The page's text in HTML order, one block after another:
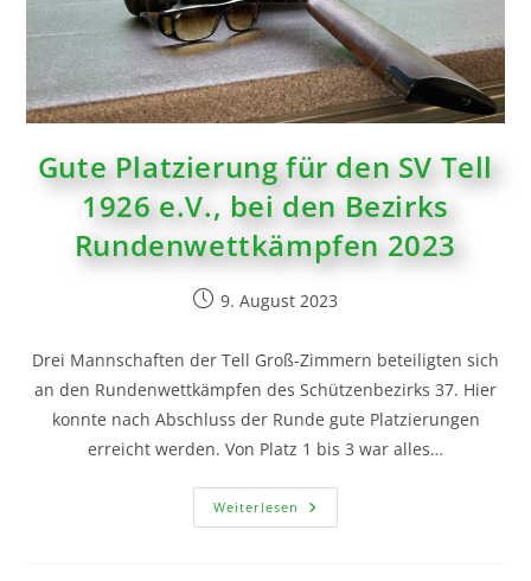
Gute Platzierung für den SV Tell
1926 e.V., bei den Bezirks
Rundenwettkämpfen 2023
9. August 2023
Drei Mannschaften der Tell Groß-Zimmern beteiligten sich
an den Rundenwettkämpfen des Schützenbezirks 37. Hier
konnte nach Abschluss der Runde gute Platzierungen
erreicht werden. Von Platz 1 bis 3 war alles…
Weiterlesen